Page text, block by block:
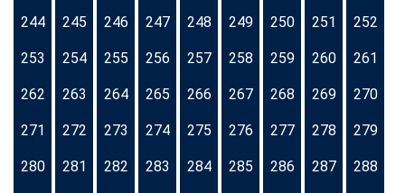
244 245 246 247 248 249 250 251 252
253 254 255 256 257 258 259 260 261
262 263 264 265 266 267 268 269 270
271 272 273 274 275 276 277 278 279
280 281 282 283 284 285 286 287 288